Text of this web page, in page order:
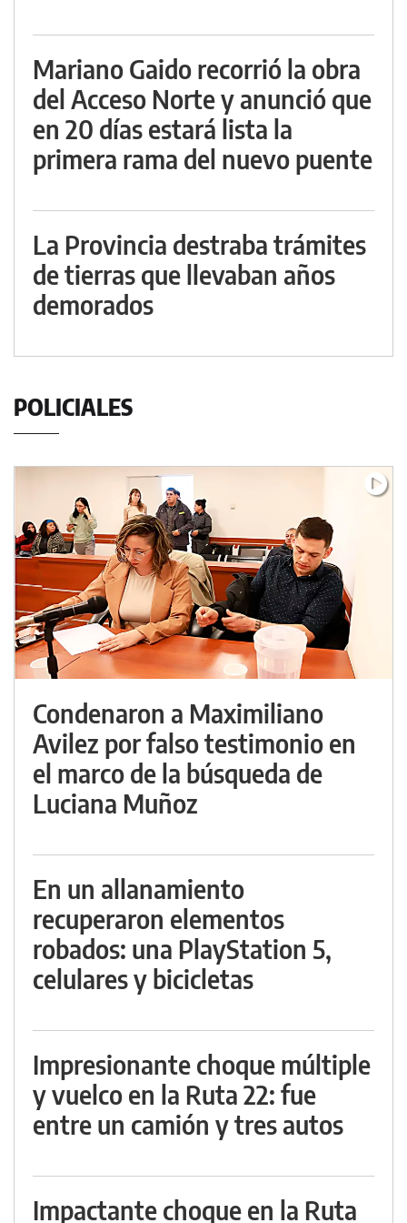
Mariano Gaido recorrió la obra
del Acceso Norte y anunció que
en 20 días estará lista la
primera rama del nuevo puente
La Provincia destraba trámites
de tierras que llevaban años
demorados
POLICIALES
Condenaron a Maximiliano
Avilez por falso testimonio en
el marco de la búsqueda de
Luciana Muñoz
En un allanamiento
recuperaron elementos
robados: una PlayStation 5,
celulares y bicicletas
Impresionante choque múltiple
y vuelco en la Ruta 22: fue
entre un camión y tres autos
Impactante choque en la Ruta